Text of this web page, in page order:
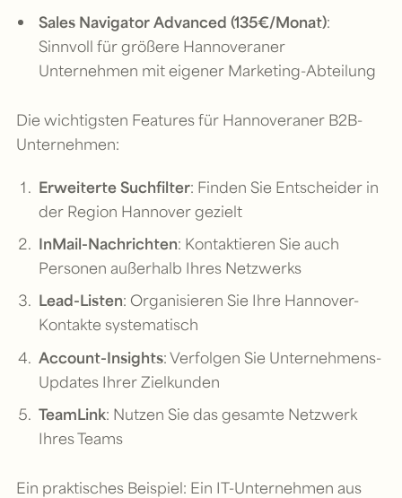
Sales Navigator Advanced (135€/Monat):
Sinnvoll für größere Hannoveraner
Unternehmen mit eigener Marketing-Abteilung
Die wichtigsten Features für Hannoveraner B2B-
Unternehmen:
Erweiterte Suchfilter: Finden Sie Entscheider in
der Region Hannover gezielt
InMail-Nachrichten: Kontaktieren Sie auch
Personen außerhalb Ihres Netzwerks
Lead-Listen: Organisieren Sie Ihre Hannover-
Kontakte systematisch
Account-Insights: Verfolgen Sie Unternehmens-
Updates Ihrer Zielkunden
TeamLink: Nutzen Sie das gesamte Netzwerk
Ihres Teams
Ein praktisches Beispiel: Ein IT-Unternehmen aus